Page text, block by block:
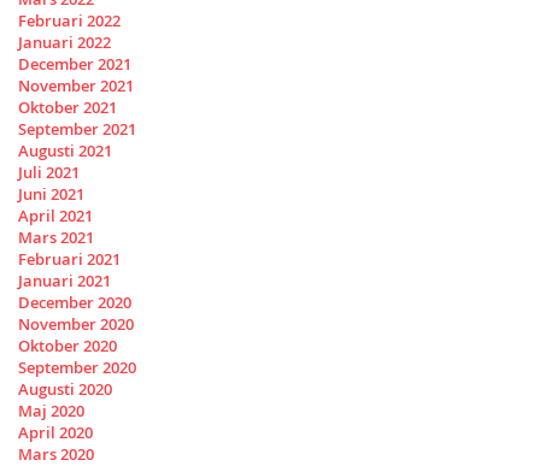
Februari 2022
Januari 2022
December 2021
November 2021
Oktober 2021
September 2021
Augusti 2021
Juli 2021
Juni 2021
April 2021
Mars 2021
Februari 2021
Januari 2021
December 2020
November 2020
Oktober 2020
September 2020
Augusti 2020
Maj 2020
April 2020
Mars 2020